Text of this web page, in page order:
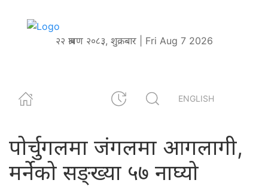
२२ श्रावण २०८३, शुक्रबार | Fri Aug 7 2026
ENGLISH
पोर्चुगलमा जंगलमा आगलागी,
मर्नेको सङ्ख्या ५७ नाघ्यो